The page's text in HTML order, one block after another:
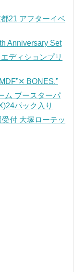
21 アフターイベ
Anniversary Set
ディションプリ
BONES.”
ム ブースターパ
パック入り
付 大塚ローテッ